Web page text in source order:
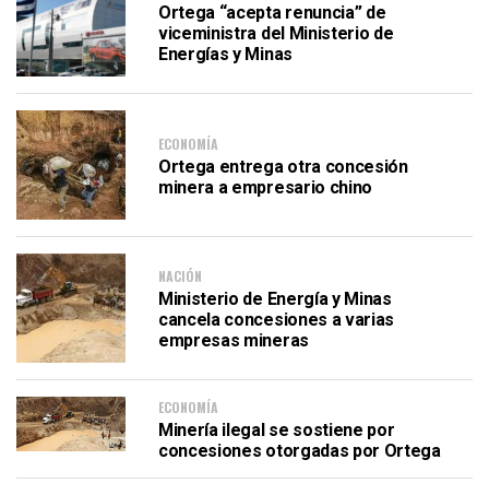
Ortega “acepta renuncia” de
viceministra del Ministerio de
Energías y Minas
ECONOMÍA
Ortega entrega otra concesión
minera a empresario chino
NACIÓN
Ministerio de Energía y Minas
cancela concesiones a varias
empresas mineras
ECONOMÍA
Minería ilegal se sostiene por
concesiones otorgadas por Ortega